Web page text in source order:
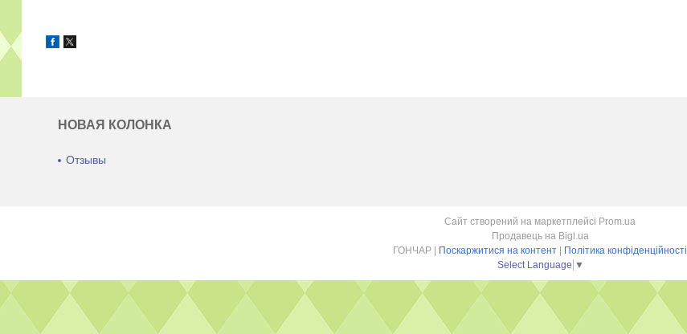
НОВАЯ КОЛОНКА
Отзывы
Сайт створений на маркетплейсі Prom.ua
Продавець на Bigl.ua
ГОНЧАР | Поскаржитися на контент | Політика конфіденційності
Select Language ▼